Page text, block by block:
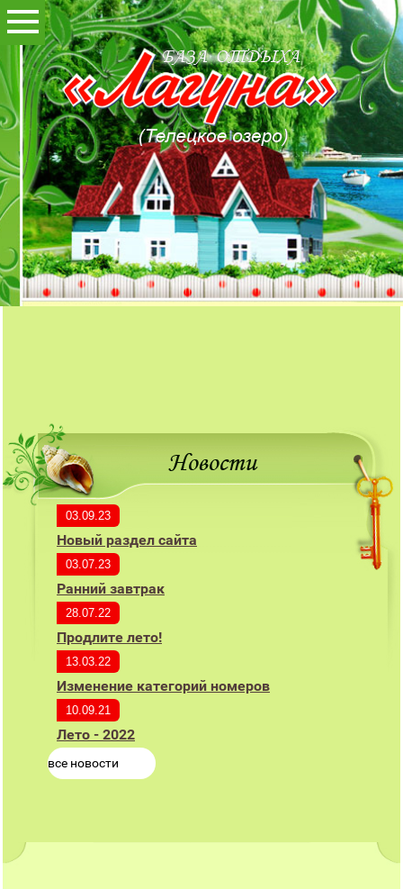
03.09.23
Новый раздел сайта
03.07.23
Ранний завтрак
28.07.22
Продлите лето!
13.03.22
Изменение категорий номеров
10.09.21
Лето - 2022
все новости